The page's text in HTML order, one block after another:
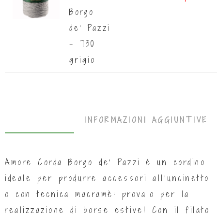
Borgo
de' Pazzi
- 730
grigio
INFORMAZIONI AGGIUNTIVE
Amore Corda Borgo de’ Pazzi è un cordino
ideale per produrre accessori all’uncinetto
o con tecnica macramè: provalo per la
realizzazione di borse estive! Con il filato